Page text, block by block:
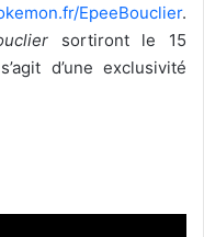
EpeeBouclier.
sortiront le 15
d’une exclusivité